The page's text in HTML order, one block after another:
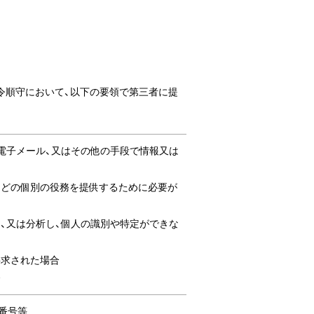
守において、以下の要領で第三者に提
子メール、又はその他の手段で情報又は
の個別の役務を提供するために必要が
又は分析し、個人の識別や特定ができな
された場合
号等